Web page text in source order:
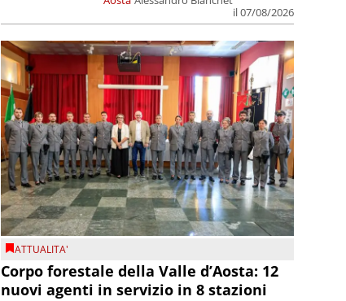
il 07/08/2026
ATTUALITA'
Corpo forestale della Valle d’Aosta: 12
nuovi agenti in servizio in 8 stazioni